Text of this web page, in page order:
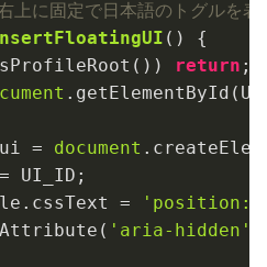
に固定で日本語のトグルを表
( ) {
return ;
= document
UI_ID;
=
'aria-hidden'